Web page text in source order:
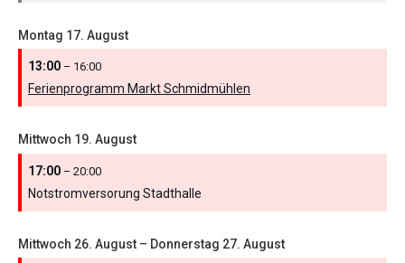
Montag 17. August
13:00 – 16:00
Ferienprogramm Markt Schmidmühlen
Mittwoch 19. August
17:00 – 20:00
Notstromversorung Stadthalle
Mittwoch 26. August – Donnerstag 27. August